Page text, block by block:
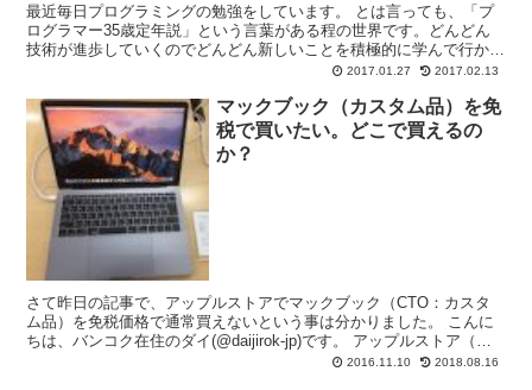
最近毎日プログラミングの勉強をしています。 とは言っても、「プ
ログラマー35歳定年説」という言葉がある程の世界です。どんどん
技術が進歩していくのでどんどん新しいことを積極的に学んで行かね
ばならないため若いうちでないと第一線で働くのは難しいん...
2017.01.27 2017.02.13
マックブック（カスタム品）を免
税で買いたい。どこで買えるの
か？
さて昨日の記事で、アップルストアでマックブック（CTO：カスタ
ム品）を免税価格で通常買えないという事は分かりました。 こんに
ちは、バンコク在住のダイ(@daijirok-jp)です。 アップルストア（直
営店）以外の店、例えばビックカメラやヨ...
2016.11.10 2018.08.16